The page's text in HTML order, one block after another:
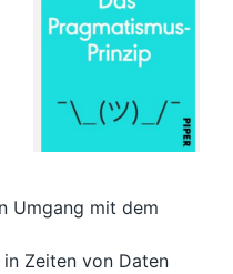
Umgang mit dem
Zeiten von Daten